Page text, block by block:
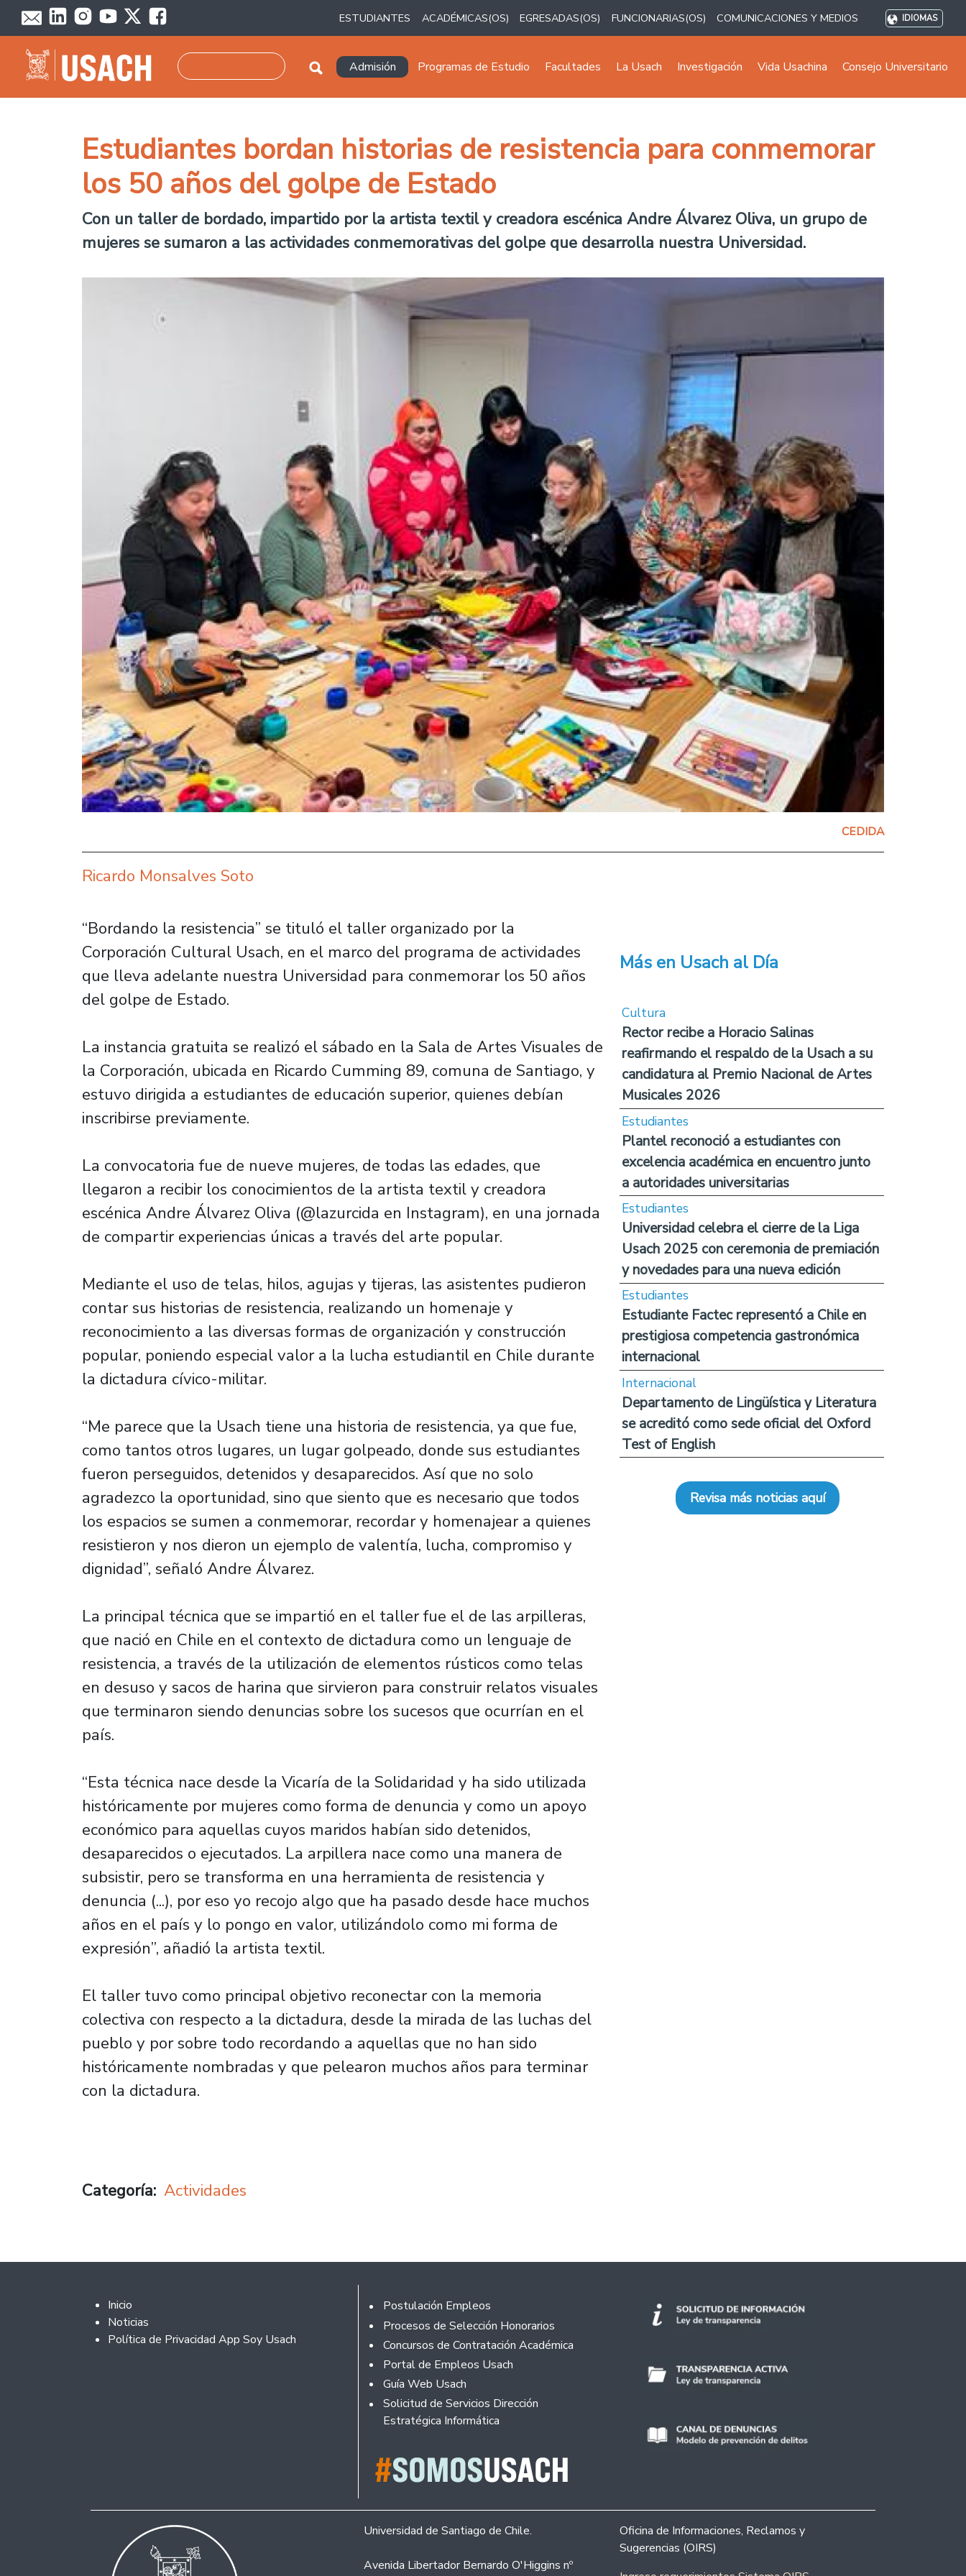
Pasar al contenido principal
ESTUDIANTES ACADÉMICAS(OS) EGRESADAS(OS) FUNCIONARIAS(OS) COMUNICACIONES Y MEDIOS IDIOMAS
Navegación principal
Admisión Programas de Estudio Facultades La Usach Investigación Vida Usachina Consejo Universitario
Estudiantes bordan historias de resistencia para conmemorar
los 50 años del golpe de Estado
Con un taller de bordado, impartido por la artista textil y creadora escénica Andre Álvarez Oliva, un grupo de
mujeres se sumaron a las actividades conmemorativas del golpe que desarrolla nuestra Universidad.
CEDIDA
Ricardo Monsalves Soto
“Bordando la resistencia” se tituló el taller organizado por la
Corporación Cultural Usach, en el marco del programa de actividades
que lleva adelante nuestra Universidad para conmemorar los 50 años
del golpe de Estado.
La instancia gratuita se realizó el sábado en la Sala de Artes Visuales de
la Corporación, ubicada en Ricardo Cumming 89, comuna de Santiago, y
estuvo dirigida a estudiantes de educación superior, quienes debían
inscribirse previamente.
La convocatoria fue de nueve mujeres, de todas las edades, que
llegaron a recibir los conocimientos de la artista textil y creadora
escénica Andre Álvarez Oliva (@lazurcida en Instagram), en una jornada
de compartir experiencias únicas a través del arte popular.
Mediante el uso de telas, hilos, agujas y tijeras, las asistentes pudieron
contar sus historias de resistencia, realizando un homenaje y
reconocimiento a las diversas formas de organización y construcción
popular, poniendo especial valor a la lucha estudiantil en Chile durante
la dictadura cívico-militar.
“Me parece que la Usach tiene una historia de resistencia, ya que fue,
como tantos otros lugares, un lugar golpeado, donde sus estudiantes
fueron perseguidos, detenidos y desaparecidos. Así que no solo
agradezco la oportunidad, sino que siento que es necesario que todos
los espacios se sumen a conmemorar, recordar y homenajear a quienes
resistieron y nos dieron un ejemplo de valentía, lucha, compromiso y
dignidad”, señaló Andre Álvarez.
La principal técnica que se impartió en el taller fue el de las arpilleras,
que nació en Chile en el contexto de dictadura como un lenguaje de
resistencia, a través de la utilización de elementos rústicos como telas
en desuso y sacos de harina que sirvieron para construir relatos visuales
que terminaron siendo denuncias sobre los sucesos que ocurrían en el
país.
“Esta técnica nace desde la Vicaría de la Solidaridad y ha sido utilizada
históricamente por mujeres como forma de denuncia y como un apoyo
económico para aquellas cuyos maridos habían sido detenidos,
desaparecidos o ejecutados. La arpillera nace como una manera de
subsistir, pero se transforma en una herramienta de resistencia y
denuncia (...), por eso yo recojo algo que ha pasado desde hace muchos
años en el país y lo pongo en valor, utilizándolo como mi forma de
expresión”, añadió la artista textil.
El taller tuvo como principal objetivo reconectar con la memoria
colectiva con respecto a la dictadura, desde la mirada de las luchas del
pueblo y por sobre todo recordando a aquellas que no han sido
históricamente nombradas y que pelearon muchos años para terminar
con la dictadura.
Categoría Actividades
Más en Usach al Día
Cultura
Rector recibe a Horacio Salinas
reafirmando el respaldo de la Usach a su
candidatura al Premio Nacional de Artes
Musicales 2026
Estudiantes
Plantel reconoció a estudiantes con
excelencia académica en encuentro junto
a autoridades universitarias
Estudiantes
Universidad celebra el cierre de la Liga
Usach 2025 con ceremonia de premiación
y novedades para una nueva edición
Estudiantes
Estudiante Factec representó a Chile en
prestigiosa competencia gastronómica
internacional
Internacional
Departamento de Lingüística y Literatura
se acreditó como sede oficial del Oxford
Test of English
Revisa más noticias aquí
Footer 2
Inicio
Noticias
Política de Privacidad App Soy Usach
Footer
Postulación Empleos
Procesos de Selección Honorarios
Concursos de Contratación Académica
Portal de Empleos Usach
Guía Web Usach
Solicitud de Servicios Dirección
Estratégica Informática
Universidad de Santiago de Chile.
Avenida Libertador Bernardo O'Higgins nº
Oficina de Informaciones, Reclamos y
Sugerencias (OIRS)